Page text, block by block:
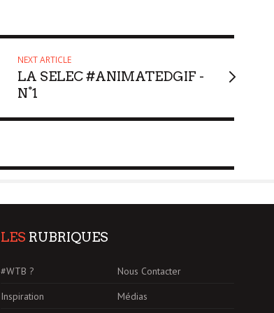
NEXT ARTICLE
LA SELEC #ANIMATEDGIF -
N°1
LES RUBRIQUES
#WTB ?
Nous Contacter
Inspiration
Médias